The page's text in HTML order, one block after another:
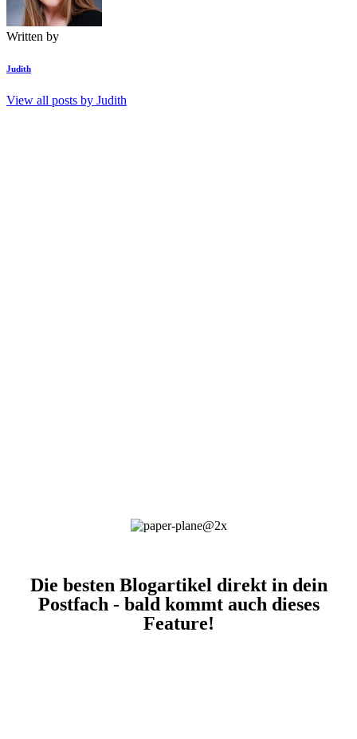
Written by
Judith
View all posts by Judith
Die besten Blogartikel direkt in dein
Postfach - bald kommt auch dieses
Feature!